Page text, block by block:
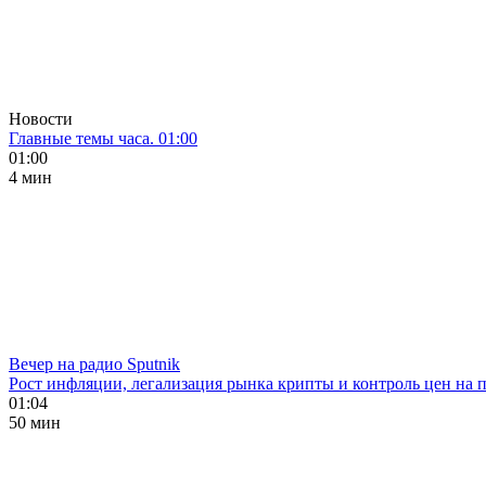
Новости
Главные темы часа. 01:00
01:00
4 мин
Вечер на радио Sputnik
Рост инфляции, легализация рынка крипты и контроль цен на
01:04
50 мин